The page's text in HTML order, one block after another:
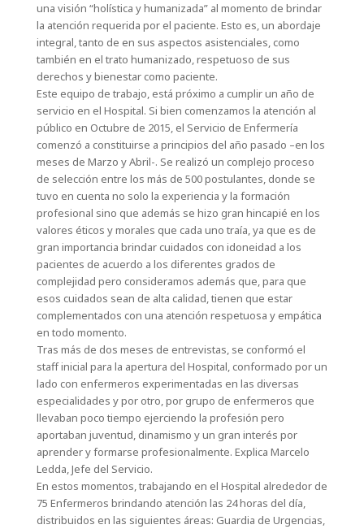
una visión “holística y humanizada” al momento de brindar
la atención requerida por el paciente. Esto es, un abordaje
integral, tanto de en sus aspectos asistenciales, como
también en el trato humanizado, respetuoso de sus
derechos y bienestar como paciente.
Este equipo de trabajo, está próximo a cumplir un año de
servicio en el Hospital. Si bien comenzamos la atención al
público en Octubre de 2015, el Servicio de Enfermería
comenzó a constituirse a principios del año pasado –en los
meses de Marzo y Abril-. Se realizó un complejo proceso
de selección entre los más de 500 postulantes, donde se
tuvo en cuenta no solo la experiencia y la formación
profesional sino que además se hizo gran hincapié en los
valores éticos y morales que cada uno traía, ya que es de
gran importancia brindar cuidados con idoneidad a los
pacientes de acuerdo a los diferentes grados de
complejidad pero consideramos además que, para que
esos cuidados sean de alta calidad, tienen que estar
complementados con una atención respetuosa y empática
en todo momento.
Tras más de dos meses de entrevistas, se conformó el
staff inicial para la apertura del Hospital, conformado por un
lado con enfermeros experimentadas en las diversas
especialidades y por otro, por grupo de enfermeros que
llevaban poco tiempo ejerciendo la profesión pero
aportaban juventud, dinamismo y un gran interés por
aprender y formarse profesionalmente. Explica Marcelo
Ledda, Jefe del Servicio.
En estos momentos, trabajando en el Hospital alrededor de
75 Enfermeros brindando atención las 24 horas del día,
distribuidos en las siguientes áreas: Guardia de Urgencias,